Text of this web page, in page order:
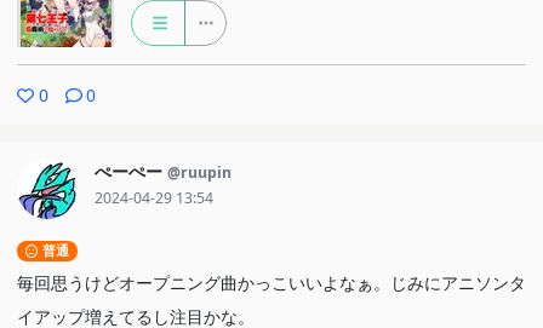
0 0
ぺーぺー @ruupin
2024-04-29 13:54
普通
毎回思うけどオープニング曲かっこいいよなぁ。じみにアニソンタ
イアップ増えてるし注目かな。